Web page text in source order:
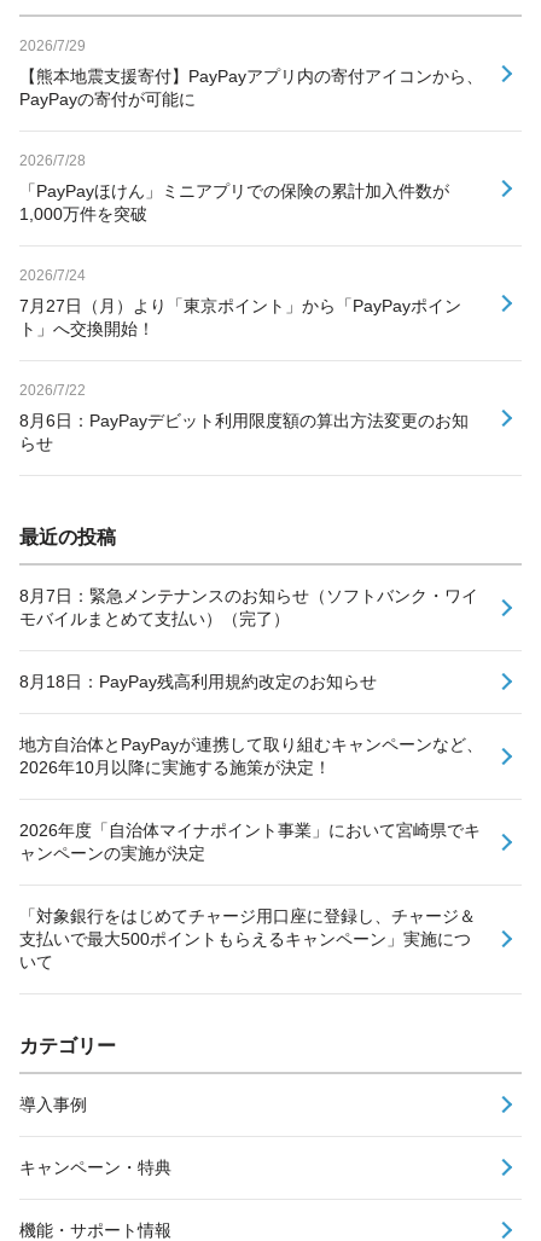
2026/7/29
【熊本地震支援寄付】PayPayアプリ内の寄付アイコンから、
PayPayの寄付が可能に
2026/7/28
「PayPayほけん」ミニアプリでの保険の累計加入件数が
1,000万件を突破
2026/7/24
7月27日（月）より「東京ポイント」から「PayPayポイン
ト」へ交換開始！
2026/7/22
8月6日：PayPayデビット利用限度額の算出方法変更のお知
らせ
最近の投稿
8月7日：緊急メンテナンスのお知らせ（ソフトバンク・ワイ
モバイルまとめて支払い）（完了）
8月18日：PayPay残高利用規約改定のお知らせ
地方自治体とPayPayが連携して取り組むキャンペーンなど、
2026年10月以降に実施する施策が決定！
2026年度「自治体マイナポイント事業」において宮崎県でキ
ャンペーンの実施が決定
「対象銀行をはじめてチャージ用口座に登録し、チャージ＆
支払いで最大500ポイントもらえるキャンペーン」実施につ
いて
カテゴリー
導入事例
キャンペーン・特典
機能・サポート情報